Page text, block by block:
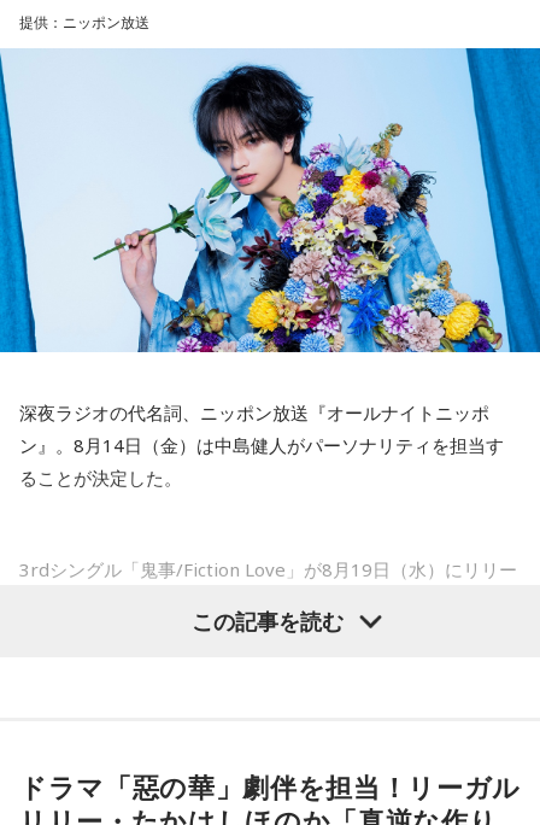
しないほうが良かったなと僕は思っています。
とはいえ、塩貝選手とはW杯が終わったときに違うところで
会いましたけど、本当に純粋なんですよ。全然悪気がないと
いうか。ただ、プロの選手としてそこまで考えてコメントす
るべきだったかなとは思います。
でもまだ若いですから。森保監督は“リバウンドメンタリテ
ィ”という言葉をよく使いますけど、何かうまくいかなかった
後のリアクションがすごく重要で、今後そこを塩貝選手は試
されるのかなと思いますし、その期待に応えるだけのものを
持っている選手だと思いますから、良いエネルギーに変えて
もらいたいなと思います。
----------------------------------------------------
この日の放送をradikoタイムフリーで聴く
※放送エリア外の方は、プレミアム会員の登録でご利用いた
だけます。
＜番組概要＞
番組名：SPORTS BEAT supported by TOYOTA
放送日時：毎週土曜 10:00～10:50
パーソナリティ：藤木直人、高見侑里
身体作りができたと思うので、結果を出さないといけないと
ころで出せたというのはよかったと思います」
――2月の南郷キャンプ終盤で右肘痛が発覚した時の心境を教
山田「痛かったですし、手術のタイミングはすごく悩んだの
ですが、3月9日に手術をさせていただいた。痛いままプレー
をしていても成績も上がらないですし、自分としても不安を
抱えながらプレーをするのは嫌だったので、できるだけ早く
手術をして、早く復帰ができるようにというので決断しまし
た」
山田「痛みがない範囲でできていたのですが、痛みの場所が
動いてしまって、数ミリでも痛みの場所が動くだけで痛みが
変わってくるので」
――実戦復帰まで4ヶ月という診断のもと、ファームで最初に
ラーが出たり、身体との感覚がつながりずらかったりするな
かで、本当にトレーナーさんのおかげでうまくやっていただ
提供：ニッポン放送
深夜ラジオの代名詞、ニッポン放送『オールナイトニッポ
ン』。8月14日（金）は中島健人がパーソナリティを担当す
ることが決定した。
3rdシングル「鬼事/Fiction Love」が8月19日（水）にリリー
ティを初めて担当する。番組では、新曲「鬼事/Fiction
盛りだくさんの内容でお届けする一夜限りの特別番組『中島
この記事を読む
ドラマ「惡の華」劇伴を担当！リーガル